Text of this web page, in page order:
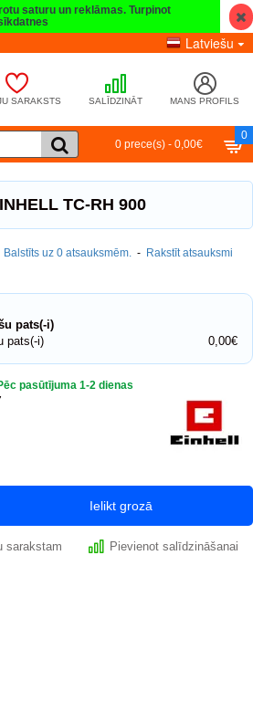
saturu un reklāmas. Turpinot
Latviešu
SARAKSTS SALĪDZINĀT MANS PROFILS
0 prece(s) - 0,00€
0
TC-RH 900
pasūtījuma 1-2 dienas
Balstīts uz 0 atsauksmēm. - Rakstīt atsauksmi
pats(-i)
pats(-i)
0,00€
Ielikt grozā
sarakstam Pievienot salīdzināšanai